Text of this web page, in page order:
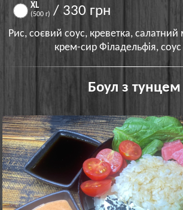
XL
(500 г) / 330 грн
Рис, соєвий соус, креветка, салатний
крем-сир Філадельфія,
Боул з тунцем